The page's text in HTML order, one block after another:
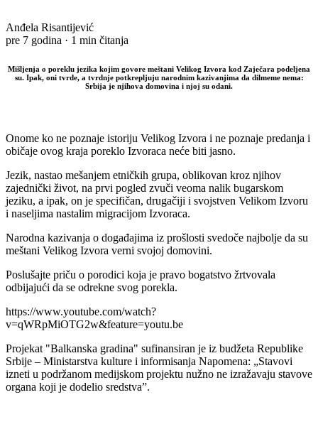
Anđela Risantijević
pre 7 godina · 1 min čitanja
Mišljenja o poreklu jezika kojim govore meštani Velikog Izvora kod Zaječara podeljena
su. Ipak, oni tvrde, a tvrdnje potkrepljuju narodnim kazivanjima da dilmeme nema:
Srbija je njihova domovina i njoj su odani.
Onome ko ne poznaje istoriju Velikog Izvora i ne poznaje predanja i
običaje ovog kraja poreklo Izvoraca neće biti jasno.
Jezik, nastao mešanjem etničkih grupa, oblikovan kroz njihov
zajednički život, na prvi pogled zvuči veoma nalik bugarskom
jeziku, a ipak, on je specifičan, drugačiji i svojstven Velikom Izvoru
i naseljima nastalim migracijom Izvoraca.
Narodna kazivanja o događajima iz prošlosti svedoče najbolje da su
meštani Velikog Izvora verni svojoj domovini.
Poslušajte priču o porodici koja je pravo bogatstvo žrtvovala
odbijajući da se odrekne svog porekla.
https://www.youtube.com/watch?
v=qWRpMiOTG2w&feature=youtu.be
Projekat "Balkanska gradina" sufinansiran je iz budžeta Republike
Srbije – Ministarstva kulture i informisanja Napomena: „Stavovi
izneti u podržanom medijskom projektu nužno ne izražavaju stavove
organa koji je dodelio sredstva”.